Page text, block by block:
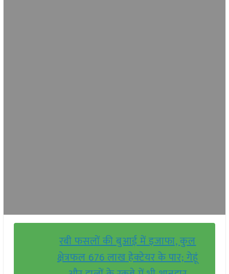
रबी फसलों की बुआई में इजाफा, कुल
क्षेत्रफल 676 लाख हेक्टेयर के पार; गेहूं